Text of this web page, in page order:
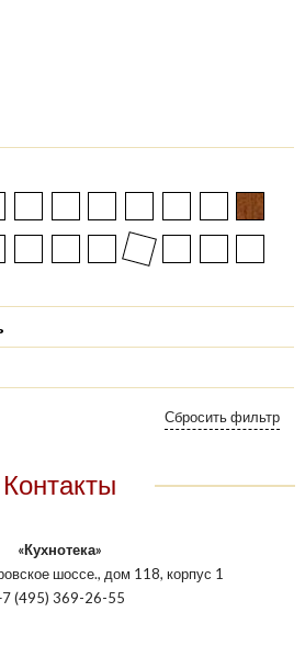
Контакты
«Кухнотека»
шоссе., дом 118, корпус 1
(495) 369-26-55